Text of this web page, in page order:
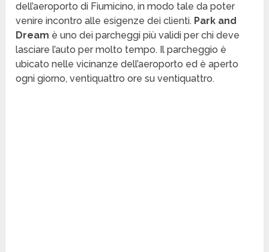
dell’aeroporto di Fiumicino, in modo tale da poter
venire incontro alle esigenze dei clienti. Park and
Dream è uno dei parcheggi più validi per chi deve
lasciare l’auto per molto tempo. Il parcheggio è
ubicato nelle vicinanze dell’aeroporto ed è aperto
ogni giorno, ventiquattro ore su ventiquattro.